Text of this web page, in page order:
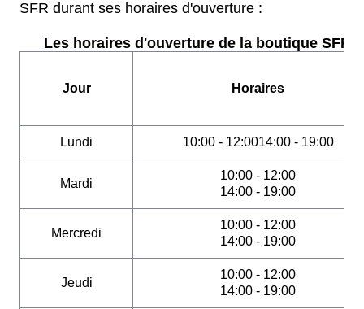
SFR durant ses horaires d'ouverture :
Les horaires d'ouverture de la boutique SFR :
Jour Horaires
Lundi 10:00 - 12:0014:00 - 19:00
Mardi
10:00 - 12:00
14:00 - 19:00
Mercredi
10:00 - 12:00
14:00 - 19:00
Jeudi
10:00 - 12:00
14:00 - 19:00